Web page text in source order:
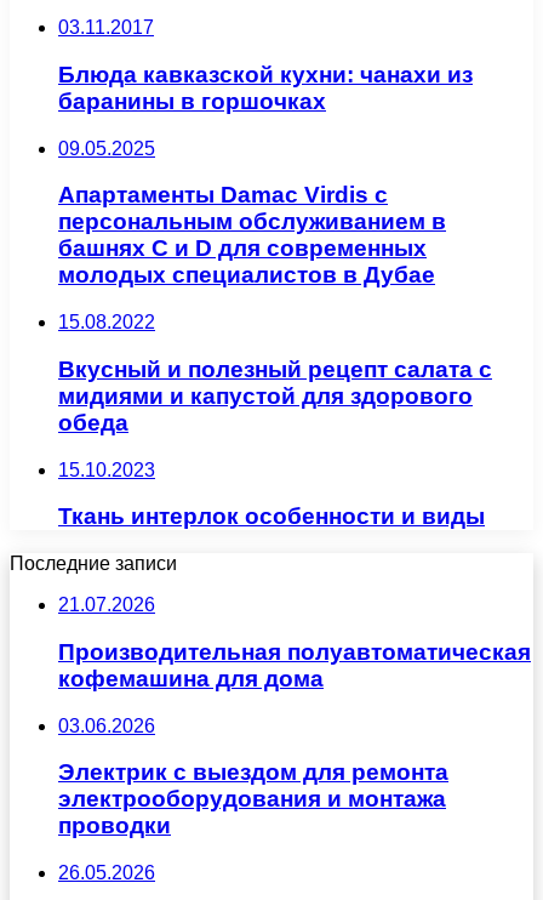
03.11.2017
Блюда кавказской кухни: чанахи из
баранины в горшочках
09.05.2025
Апартаменты Damac Virdis с
персональным обслуживанием в
башнях C и D для современных
молодых специалистов в Дубае
15.08.2022
Вкусный и полезный рецепт салата с
мидиями и капустой для здорового
обеда
15.10.2023
Ткань интерлок особенности и виды
Последние записи
21.07.2026
Производительная полуавтоматическая
кофемашина для дома
03.06.2026
Электрик с выездом для ремонта
электрооборудования и монтажа
проводки
26.05.2026